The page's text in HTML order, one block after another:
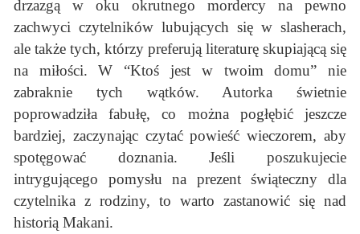
drzazgą w oku okrutnego mordercy na pewno
zachwyci czytelników lubujących się w slasherach,
ale także tych, którzy preferują literaturę skupiającą się
na miłości. W “Ktoś jest w twoim domu” nie
zabraknie tych wątków. Autorka świetnie
poprowadziła fabułę, co można pogłębić jeszcze
bardziej, zaczynając czytać powieść wieczorem, aby
spotęgować doznania. Jeśli poszukujecie
intrygującego pomysłu na prezent świąteczny dla
czytelnika z rodziny, to warto zastanowić się nad
historią Makani.